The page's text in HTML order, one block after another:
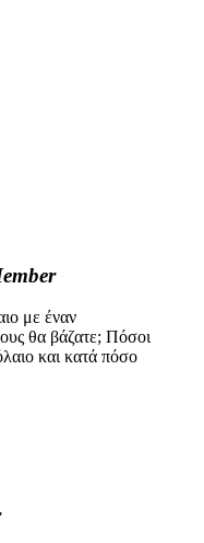
με έναν
θα βάζατε; Πόσοι
και κατά πόσο